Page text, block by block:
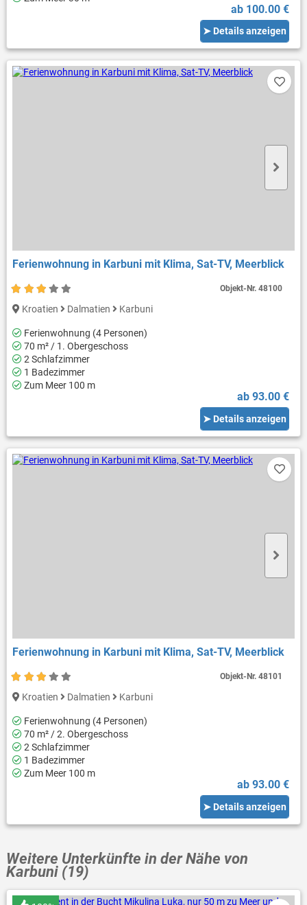
ab 100.00 €
➤ Details anzeigen
Ferienwohnung in Karbuni mit Klima, Sat-TV, Meerblick
Kroatien Dalmatien Karbuni
Ferienwohnung (4 Personen)
70 m² / 1. Obergeschoss
2 Schlafzimmer
1 Badezimmer
Zum Meer 100 m
ab 93.00 €
➤ Details anzeigen
Objekt-Nr.48100
Ferienwohnung in Karbuni mit Klima, Sat-TV, Meerblick
Kroatien Dalmatien Karbuni
Ferienwohnung (4 Personen)
70 m² / 2. Obergeschoss
2 Schlafzimmer
1 Badezimmer
Zum Meer 100 m
ab 93.00 €
➤ Details anzeigen
Objekt-Nr.48101
Weitere Unterkünfte in der Nähe von
Karbuni (19)